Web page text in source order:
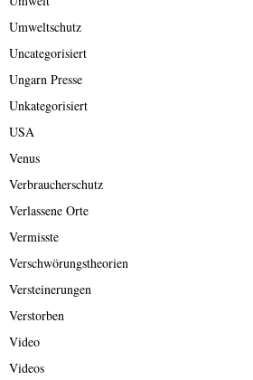
Umweltschutz
Uncategorisiert
Ungarn Presse
Unkategorisiert
USA
Venus
Verbraucherschutz
Verlassene Orte
Vermisste
Verschwörungstheorien
Versteinerungen
Verstorben
Video
Videos